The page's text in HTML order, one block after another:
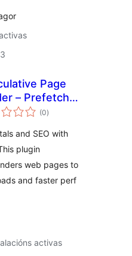
Page
– Prefetch
(0valoracións
totais
)
and SEO with
plugin
web pages to
and faster perf
activas